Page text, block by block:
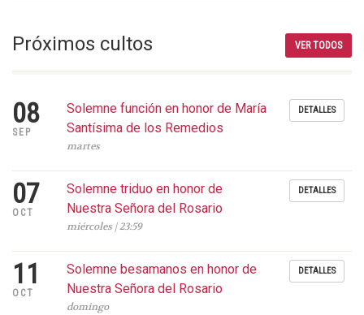
VER TODOS
Próximos cultos
08
SEP
Solemne función en honor de María
Santísima de los Remedios
martes
DETALLES
07
OCT
Solemne triduo en honor de
Nuestra Señora del Rosario
miércoles | 23:59
DETALLES
11
OCT
Solemne besamanos en honor de
Nuestra Señora del Rosario
domingo
DETALLES